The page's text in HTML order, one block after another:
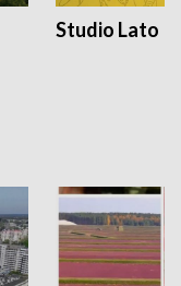
Studio Lato